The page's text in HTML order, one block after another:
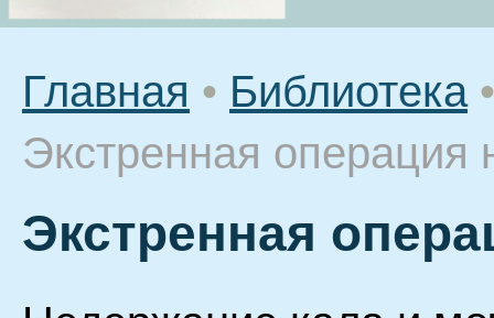
Главная • Библиотека •
Экстренная операция
Экстренная